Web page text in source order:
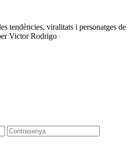
tendències, viralitats i personatges de
Victor Rodrigo